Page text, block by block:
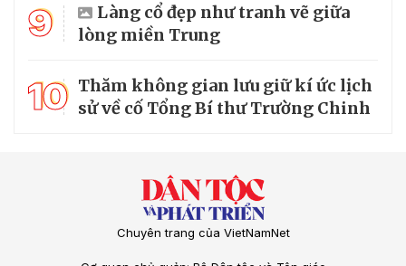
9
Làng cổ đẹp như tranh vẽ giữa
lòng miền Trung
10 Thăm không gian lưu giữ kí ức lịch
sử về cố Tổng Bí thư Trường Chinh
Chuyên trang của VietNamNet